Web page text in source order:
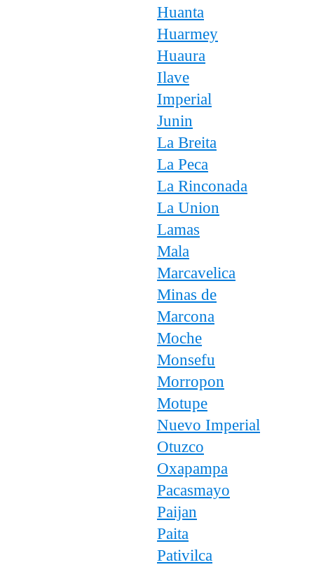
Huanta
Huarmey
Huaura
Ilave
Imperial
Junin
La Breita
La Peca
La Rinconada
La Union
Lamas
Mala
Marcavelica
Minas de
Marcona
Moche
Monsefu
Morropon
Motupe
Nuevo Imperial
Otuzco
Oxapampa
Pacasmayo
Paijan
Paita
Pativilca